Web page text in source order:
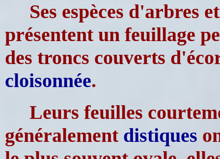
Ses espèces d'arbres
présentent un feuillage
des troncs couverts
cloisonnée.
Leurs feuilles
généralement distiques